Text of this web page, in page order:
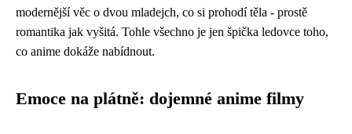
modernější věc o dvou mladejch, co si prohodí těla - prostě
romantika jak vyšitá. Tohle všechno je jen špička ledovce toho,
co anime dokáže nabídnout.
Emoce na plátně: dojemné anime filmy